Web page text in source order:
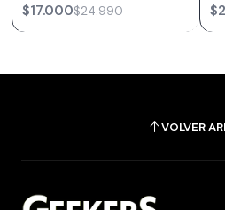
$17.000$24.990
VOLVER